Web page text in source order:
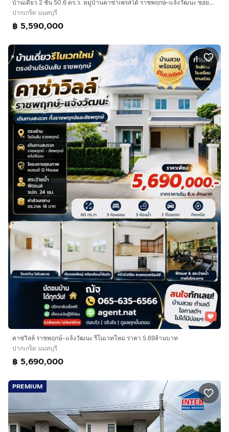
บ้านเดี่ยว 2 ชั้น 50.6 ตร.ว. หมู่บ้านคาซ่าเพรสโต้ ราชพฤกษ์–แจ้งวัฒนะ ซอยโยธาธิการ นนทบุรี2023 ถนนราชพฤกษ์ ปากเกร็ด นนทบุรี
ปากเกร็ด นนทบุรี
฿ 5,590,000
คาซ่วิลล์ ราชพฤกษ์-แจ้งวัฒนะ รีโนเวทใหม่ ราคา 5.69ล้านบาท
ปากเกร็ด นนทบุรี
฿ 5,690,000
PREMIUM